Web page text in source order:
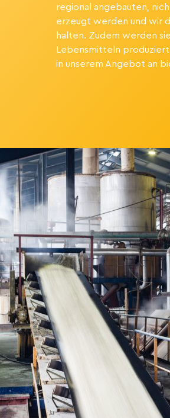
regional angebauten,
erzeugt werden und wir
halten. Zudem werden
Lebensmitteln
in unserem Angebot an